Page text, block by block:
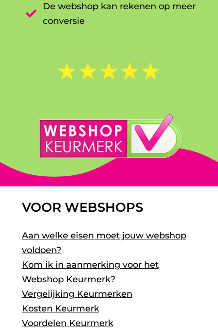

De webshop kan rekenen op meer
conversie
☆☆☆☆☆
VOOR WEBSHOPS
Aan welke eisen moet jouw webshop
voldoen?
Kom ik in aanmerking voor het
Webshop Keurmerk?
Vergelijking Keurmerken
Kosten Keurmerk
Voordelen Keurmerk